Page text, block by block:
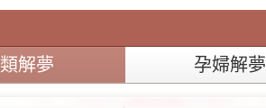
解夢 孕婦解夢